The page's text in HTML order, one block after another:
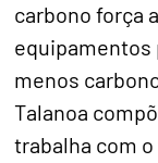
carbono força
equipamentos
menos
Talanoa
trabalha com